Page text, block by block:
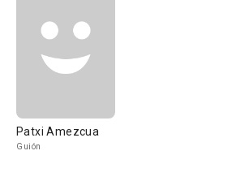
Patxi Amezcua
Guión